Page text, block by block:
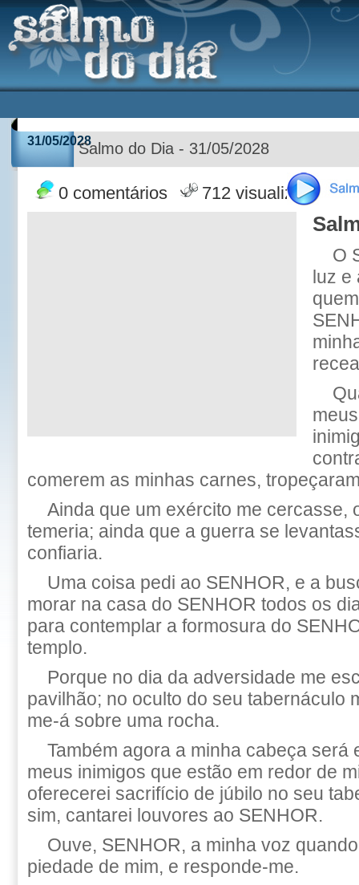
31/05/2028Salmo do Dia - 31/05/2028
0 comentários 712 visualizações
O
luz e
comerem as minhas carnes,
Ainda que um exército me cercasse,
temeria; ainda que a guerra se
confiaria.
Uma coisa pedi ao SENHOR, e a
morar na casa do SENHOR todos os
para contemplar a formosura do
templo.
Porque no dia da adversidade me
pavilhão; no oculto do seu tabernáculo
me-á sobre uma rocha.
Também agora a minha cabeça será
meus inimigos que estão em redor de
oferecerei sacrifício de júbilo no seu
sim, cantarei louvores ao SENHOR.
Ouve, SENHOR, a minha voz
piedade de mim, e responde-me.